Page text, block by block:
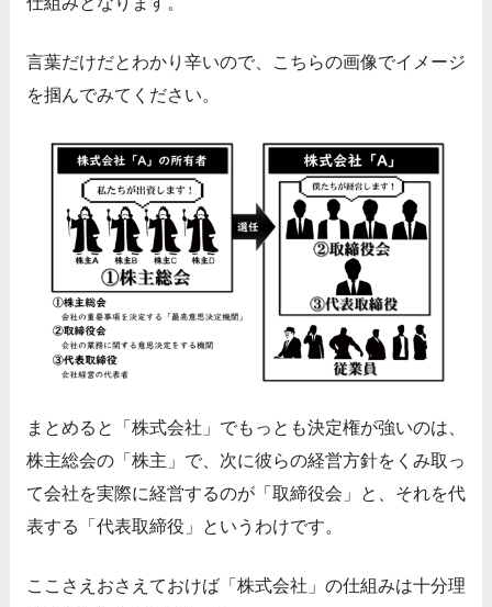
言葉だけだとわかり辛いので、こちらの画像でイメージ
を掴んでみてください。
まとめると「株式会社」でもっとも決定権が強いのは、
株主総会の「株主」で、次に彼らの経営方針をくみ取っ
て会社を実際に経営するのが「取締役会」と、それを代
表する「代表取締役」というわけです。
ここさえおさえておけば「株式会社」の仕組みは十分理